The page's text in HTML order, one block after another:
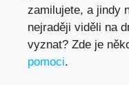
zamilujete, a jindy
nejraději viděli na
vyznat? Zde je
pomoci.